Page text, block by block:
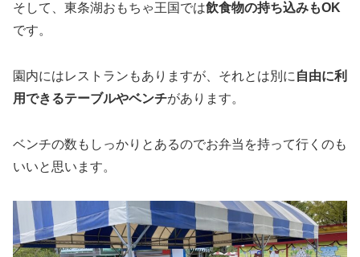
そして、東条湖おもちゃ王国では飲食物の持ち込みもOK
です。
園内にはレストランもありますが、それとは別に 自由に利
用できるテーブルやベンチがあります。
ベンチの数もしっかりとあるのでお弁当を持って行くのも
いいと思います。